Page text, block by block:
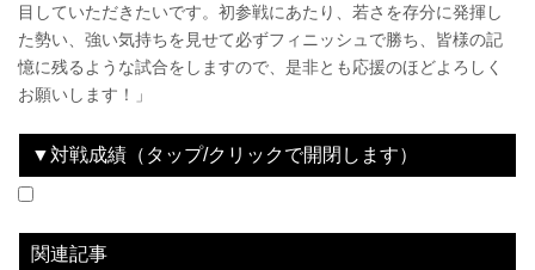
目していただきたいです。初参戦にあたり、若さを存分に発揮し
た勢い、強い気持ちを見せて必ずフィニッシュで勝ち、皆様の記
憶に残るような試合をしますので、是非とも応援のほどよろしく
お願いします！」
▼対戦成績（タップ/クリックで開閉します）
関連記事